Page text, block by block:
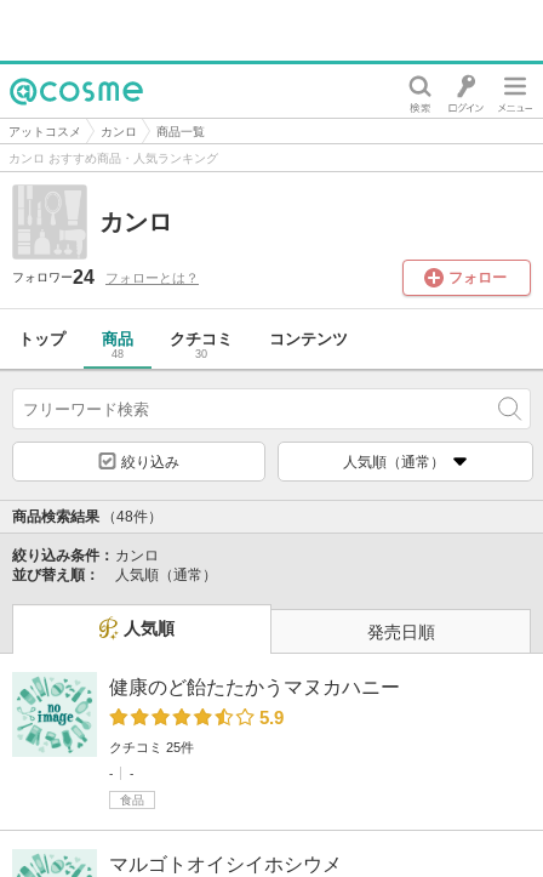
@cosme
アットコスメ カンロ
商品一覧
カンロ おすすめ商品・人気ランキング
カンロ
フォロワー24 フォローとは？ フォロー
トップ 商品
48
クチコミ
30
コンテンツ
絞り込み 人気順（通常）
商品検索結果 （48件）
絞り込み条件： カンロ
並び替え順：
人気順（通常）
人気順 発売日順
健康のど飴たたかうマヌカハニー
5.9
クチコミ 25件
-
-
食品
マルゴトオイシイホシウメ